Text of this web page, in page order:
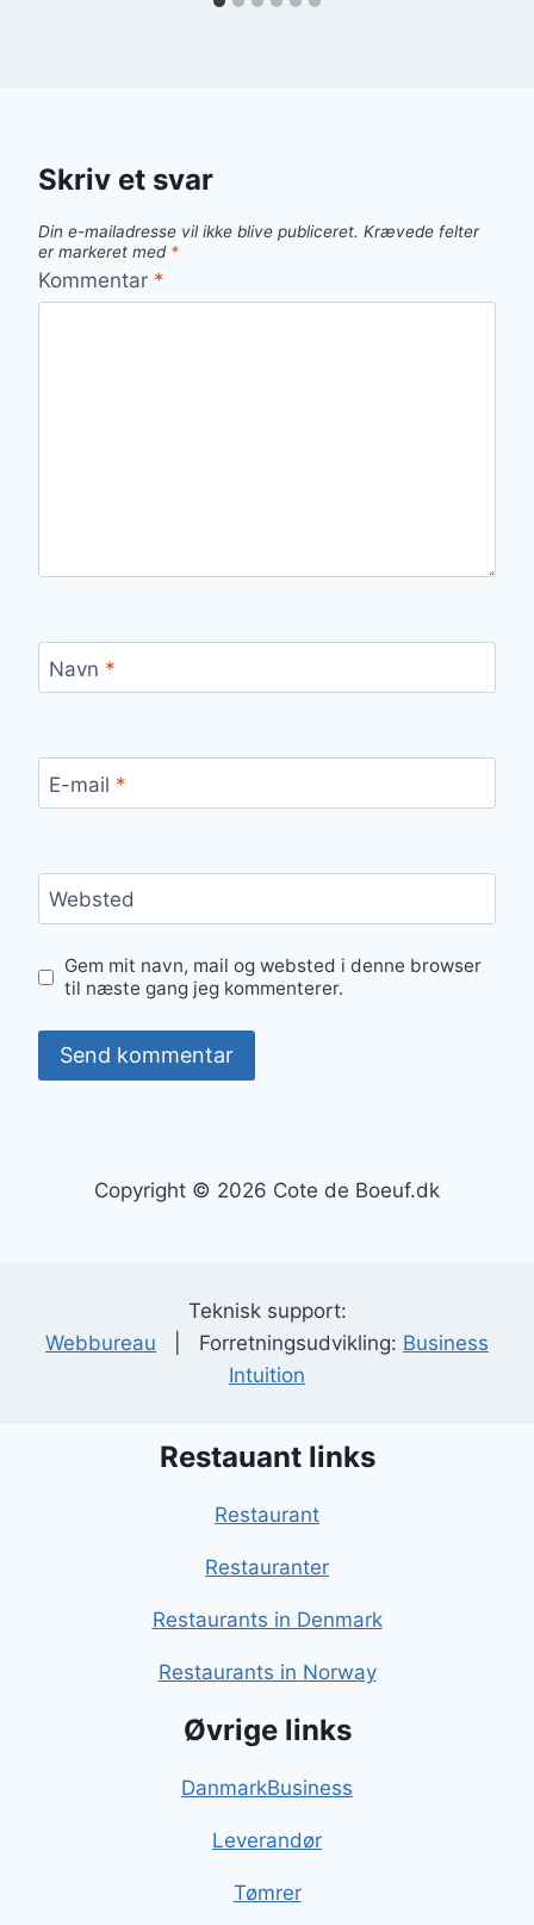
Skriv et svar
Din e-mailadresse vil ikke blive publiceret. Krævede felter
er markeret med *
Kommentar *
Navn *
E-mail *
Websted
Gem mit navn, mail og websted i denne browser
til næste gang jeg kommenterer.
Copyright © 2026 Cote de Boeuf.dk
Teknisk support:
Webbureau | Forretningsudvikling: Business
Intuition
Restauant links
Restaurant
Restauranter
Restaurants in Denmark
Restaurants in Norway
Øvrige links
DanmarkBusiness
Leverandør
Tømrer